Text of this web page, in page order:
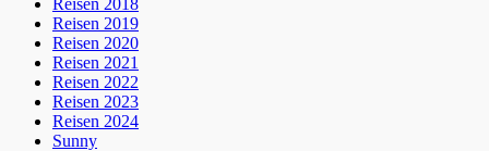
Reisen 2019
Reisen 2020
Reisen 2021
Reisen 2022
Reisen 2023
Reisen 2024
Sunny